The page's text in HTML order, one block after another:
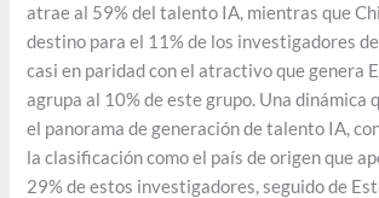
atrae al 59% del talento IA, mientras que
destino para el 11% de los investigadores
casi en paridad con el atractivo que genera
agrupa al 10% de este grupo. Una dinámica
el panorama de generación de talento IA,
la clasificación como el país de origen que
29% de estos investigadores, seguido de